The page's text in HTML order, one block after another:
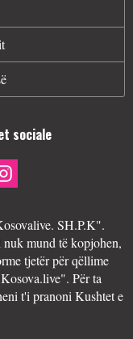
sociale
SH.P.K".
mund të kopjohen,
tjetër për qëllime
Për ta
t'i pranoni Kushtet e